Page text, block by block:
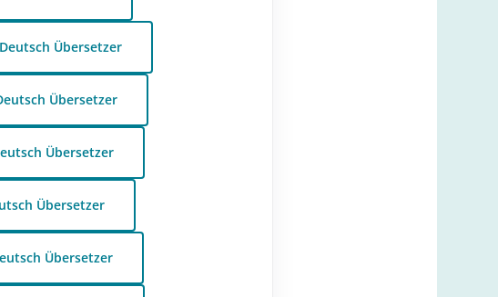
Übersetzer
Übersetzer
Übersetzer
Übersetzer
Übersetzer